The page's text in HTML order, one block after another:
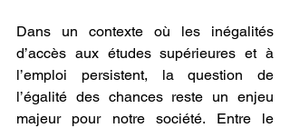
Dans un contexte où les inégalités
d’accès aux études supérieures et à
l’emploi persistent, la question de
l’égalité des chances reste un enjeu
majeur pour notre société. Entre le